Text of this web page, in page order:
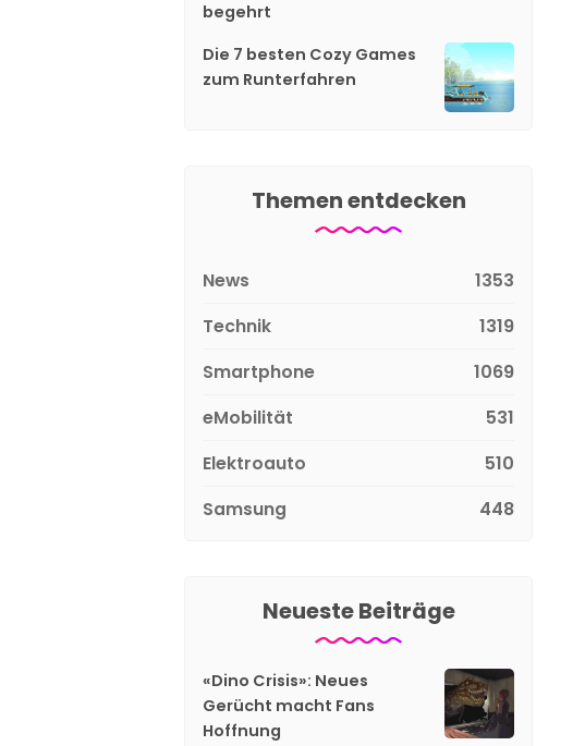
begehrt
Die 7 besten Cozy Games
zum Runterfahren
Themen entdecken
News
1353
Technik
1319
Smartphone
1069
eMobilität
531
Elektroauto
510
Samsung
448
Neueste Beiträge
«Dino Crisis»: Neues
Gerücht macht Fans
Hoffnung